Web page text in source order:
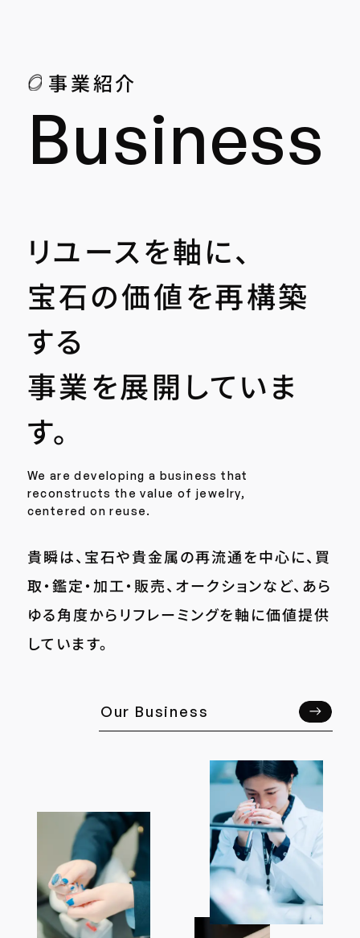
事業紹介
Business
リユースを軸に、
宝石の価値を再構築
する
事業を展開していま
す。
We are developing a business that
reconstructs the value of jewelry,
centered on reuse.
貴瞬は、宝石や貴金属の再流通を中心に、買
取・鑑定・加工・販売、オークションなど、あら
ゆる角度からリフレーミングを軸に価値提供
しています。
Our Business
Our Business